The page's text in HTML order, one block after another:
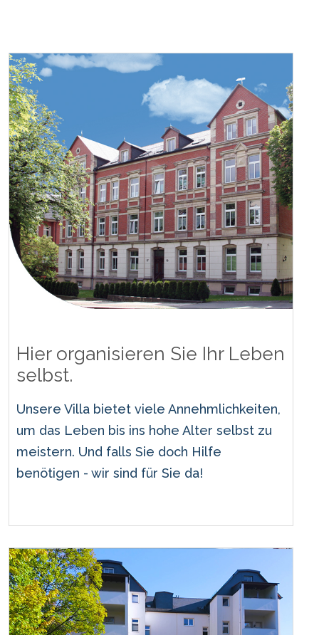
Hier organisieren Sie Ihr Leben
selbst.
Unsere Villa bietet viele Annehmlichkeiten,
um das Leben bis ins hohe Alter selbst zu
meistern. Und falls Sie doch Hilfe
benötigen - wir sind für Sie da!